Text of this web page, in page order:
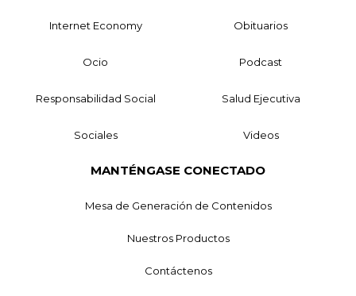
Internet Economy Obituarios
Ocio Podcast
Responsabilidad Social Salud Ejecutiva
Sociales Videos
MANTÉNGASE CONECTADO
Mesa de Generación de Contenidos
Nuestros Productos
Contáctenos